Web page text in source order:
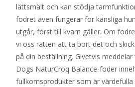
lättsmält och kan stödja
fodret även fungerar för känsliga
utgår, först till kvarn gäller. Om
vi oss rätten att ta bort det och
på din beställning. Givetvis
Dogs NaturCroq Balance-foder
fullkornsprodukter som är